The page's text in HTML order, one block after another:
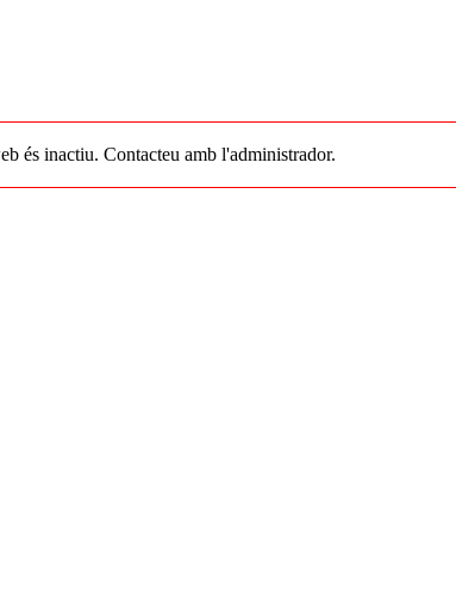
és inactiu. Contacteu amb l'administrador.